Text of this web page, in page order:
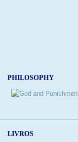
PHILOSOPHY
LIVROS